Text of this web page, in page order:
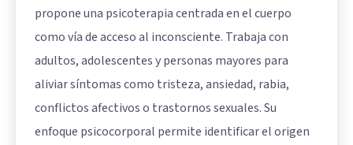
propone una psicoterapia centrada en el cuerpo
como vía de acceso al inconsciente. Trabaja con
adultos, adolescentes y personas mayores para
aliviar síntomas como tristeza, ansiedad, rabia,
conflictos afectivos o trastornos sexuales. Su
enfoque psicocorporal permite identificar el origen